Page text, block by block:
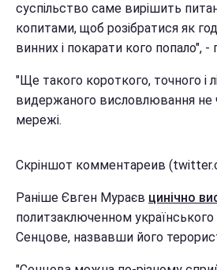
суспільство саме вирішить
копитами, щоб розібратися як
винних і покарати кого попало",
"Ще такого короткого, точного і
видержаного висловлювання не
мережі.
Скріншот комментареив
Раніше Євген Мураєв цинічно
политзаключенном
Сенцове, назвавши його